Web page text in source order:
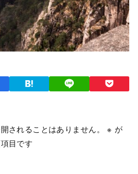
されることはありません。 ※ が
目です